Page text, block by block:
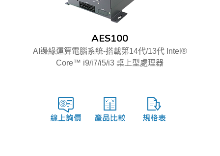
AES100
AI邊緣運算電腦系統-搭載第14代/13代 Intel®
Core™ i9/i7/i5/i3 桌上型處理器